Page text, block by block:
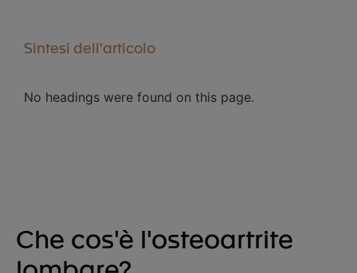
Sintesi dell'articolo
No headings were found on this page.
Che cos'è l'osteoartrite